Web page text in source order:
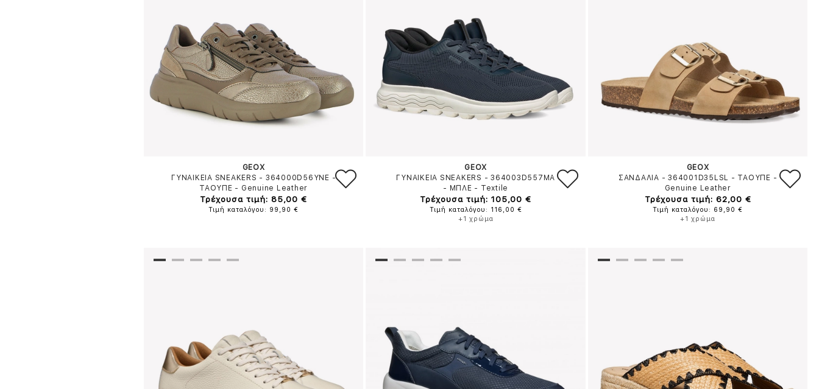
GEOX
ΓΥΝΑΙΚΕΙΑ SNEAKERS - 364000D56YNE -
ΤΑΟΥΠΕ - Genuine Leather
Τρέχουσα τιμή: 85,00 €
Τιμή καταλόγου: 99,90 €
GEOX
ΓΥΝΑΙΚΕΙΑ SNEAKERS - 364003D557MA
- ΜΠΛΕ - Textile
Τρέχουσα τιμή: 105,00 €
Τιμή καταλόγου: 116,00 €
+1 χρώμα
GEOX
ΣΑΝΔΑΛΙΑ - 364001D35LSL - ΤΑΟΥΠΕ -
Genuine Leather
Τρέχουσα τιμή: 62,00 €
Τιμή καταλόγου: 69,90 €
+1 χρώμα